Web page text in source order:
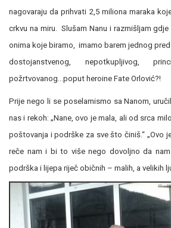
nagovaraju da prihvati 2,5 miliona maraka
crkvu na miru. Slušam Nanu i razmišljam
onima koje biramo, imamo barem jednog
dostojanstvenog, nepotkupljivog,
požrtvovanog…poput heroine Fate Orlović?!
Prije nego li se poselamismo sa Nanom,
nas i rekoh: „Nane, ovo je mala, ali od srca
poštovanja i podrške za sve što činiš.“ „Ovo je
reče nam i bi to više nego dovoljno da
podrška i lijepa riječ običnih – malih, a velikih